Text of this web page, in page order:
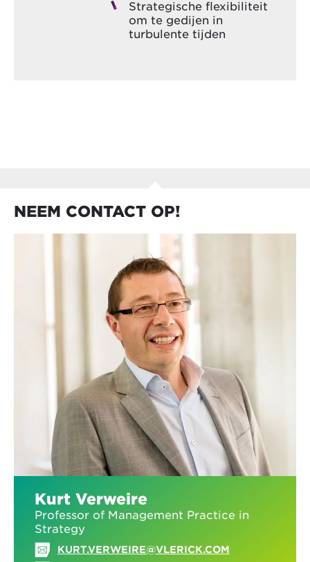
Strategische flexibiliteit
om te gedijen in
turbulente tijden
NEEM CONTACT OP!
Kurt Verweire
Professor of Management Practice in
Strategy
KURT.VERWEIRE@VLERICK.COM